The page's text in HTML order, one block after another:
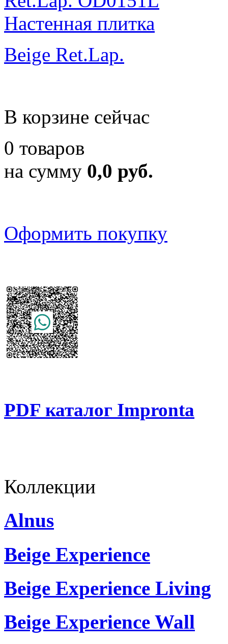
Beige Ret.Lap.
В корзине сейчас
0 товаров
на сумму 0,0 руб.
Оформить покупку
PDF каталог Impronta
Коллекции
Alnus
Beige Experience
Beige Experience Living
Beige Experience Wall